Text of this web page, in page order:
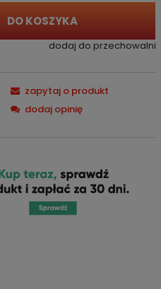
DO KOSZYKA
dodaj do przechowalni
zapytaj o produkt
dodaj opinię